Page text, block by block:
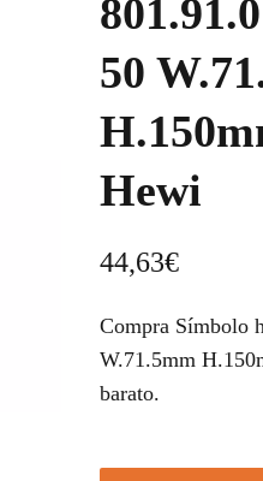
50
Hewi
44,63€
Compra Símbolo
W.71.5mm
barato.